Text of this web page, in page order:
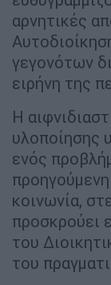
αρνητικές
γεγονότων
ειρήνη της
Η
υλοποίησης
ενός
κοινωνία,
προσκρούει
του
του